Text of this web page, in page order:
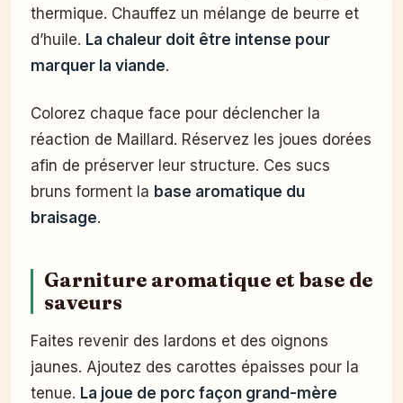
thermique. Chauffez un mélange de beurre et
d’huile. La chaleur doit être intense pour
marquer la viande.
Colorez chaque face pour déclencher la
réaction de Maillard. Réservez les joues dorées
afin de préserver leur structure. Ces sucs
bruns forment la base aromatique du
braisage.
Garniture aromatique et base de
saveurs
Faites revenir des lardons et des oignons
jaunes. Ajoutez des carottes épaisses pour la
tenue. La joue de porc façon grand-mère